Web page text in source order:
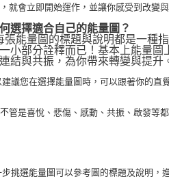
就會立即開始運作，並讓你感受到改變
選擇適合自己的能量圖？
能量圖的標題與說明都是一種
小部分詮釋而已！基本上能量
結與共振，為你帶來轉變與提升
建議您在選擇能量圖時，可以跟著你的
管是喜悅、悲傷、感動、共振、啟發等
步挑選能量圖可以參考圖的標題及說明